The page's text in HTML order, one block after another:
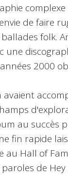
complexe
de faire
folk.
une
2000
avaient
au succès
fin rapide
au Hall of
de